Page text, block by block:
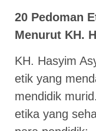
20 Pedoman
Menurut KH.
KH. Hasyim
etik yang
mendidik
etika yang